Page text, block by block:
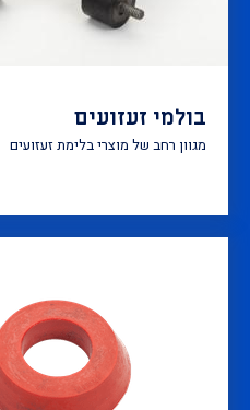
בולמי זעזועים
מגוון רחב של מוצרי בלימת זעזועים